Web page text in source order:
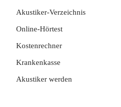
Akustiker-Verzeichnis
Online-Hörtest
Kostenrechner
Krankenkasse
Akustiker werden